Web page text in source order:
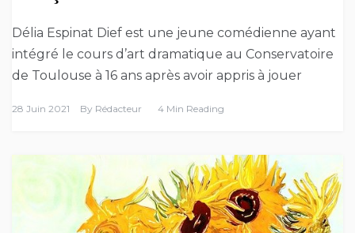
Délia Espinat Dief est une jeune comédienne ayant
intégré le cours d’art dramatique au Conservatoire
de Toulouse à 16 ans après avoir appris à jouer
28 Juin 2021 By Rédacteur 4 Min Reading